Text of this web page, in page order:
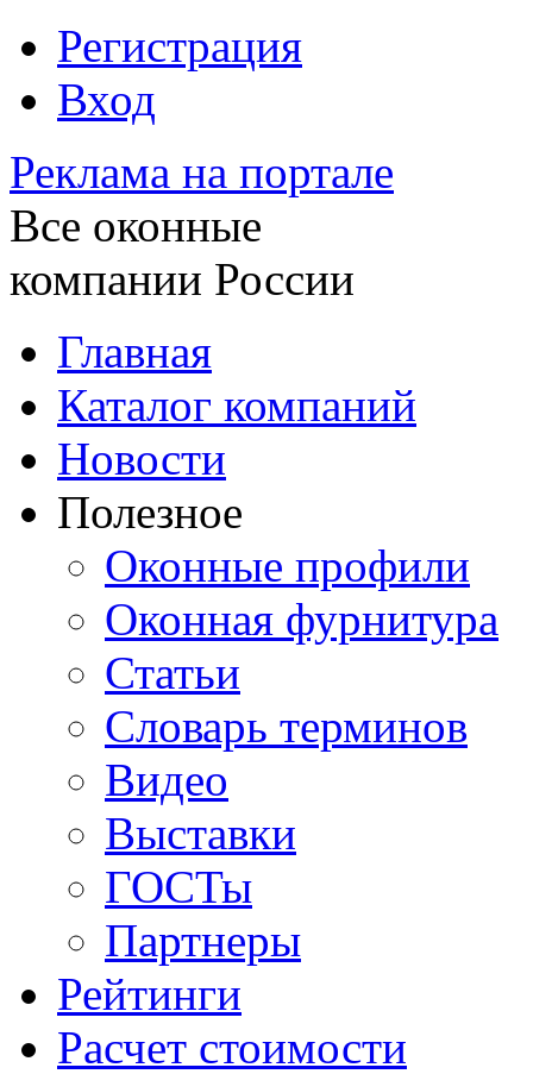
Регистрация
Вход
Реклама на портале
Все оконные
компании России
Главная
Каталог компаний
Новости
Полезное
Оконные профили
Оконная фурнитура
Статьи
Словарь терминов
Видео
Выставки
ГОСТы
Партнеры
Рейтинги
Расчет стоимости